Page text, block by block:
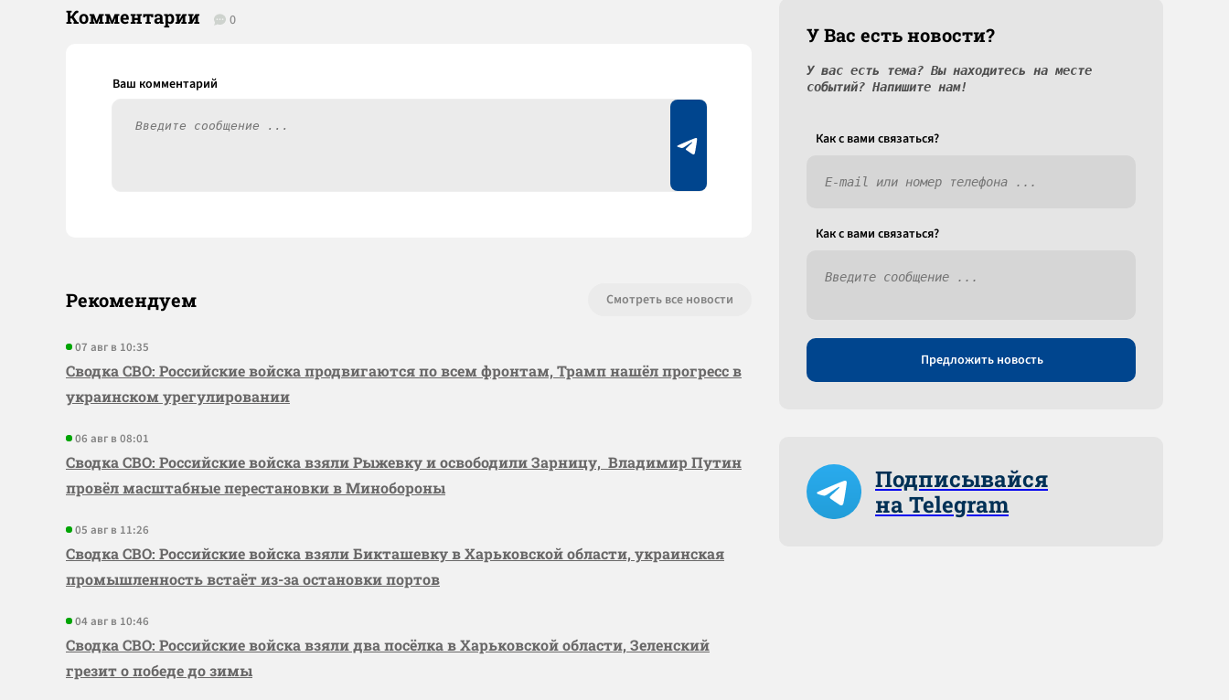
Комментарии 0
Рекомендуем Смотреть все новости
07 авг в 10:35
Сводка СВО: Российские войска продвигаются по всем фронтам, Трамп нашёл прогресс в
украинском урегулировании
06 авг в 08:01
Сводка СВО: Российские войска взяли Рыжевку и освободили Зарницу, Владимир Путин
провёл масштабные перестановки в Минобороны
05 авг в 11:26
Сводка СВО: Российские войска взяли Бикташевку в Харьковской области, украинская
промышленность встаёт из-за остановки портов
04 авг в 10:46
Сводка СВО: Российские войска взяли два посёлка в Харьковской области, Зеленский
грезит о победе до зимы
У Вас есть новости?
У вас есть тема? Вы находитесь на месте
событий? Напишите нам!
Как c вами связаться?
Как c вами связаться?
Предложить новость
Подписывайся
на Telegram